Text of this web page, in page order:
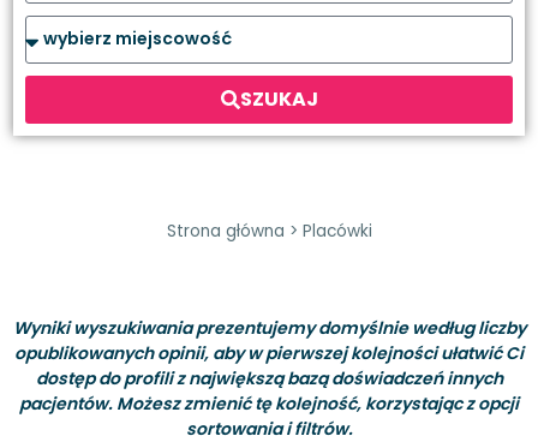
SZUKAJ
Strona główna > Placówki
Wyniki wyszukiwania prezentujemy domyślnie według liczby
opublikowanych opinii, aby w pierwszej kolejności ułatwić Ci
dostęp do profili z największą bazą doświadczeń innych
pacjentów. Możesz zmienić tę kolejność, korzystając z opcji
sortowania i filtrów.